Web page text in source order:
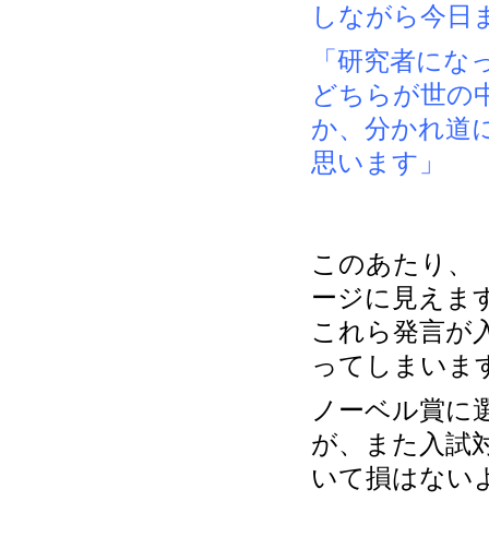
しながら今日
「研究者に
どちらが世の
か、分かれ道
思います」
このあたり、
ージに見えま
これら発言が
ってしまいま
ノーベル賞に
が、また入試
いて損はない